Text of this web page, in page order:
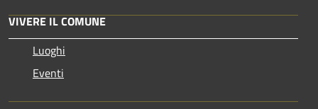
VIVERE IL COMUNE
Luoghi
Eventi